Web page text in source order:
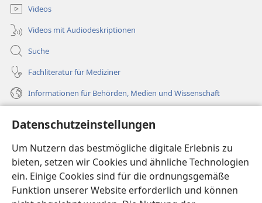
Datenschutzeinstellungen
Um Nutzern das bestmögliche digitale Erlebnis zu
bieten, setzen wir Cookies und ähnliche Technologien
ein. Einige Cookies sind für die ordnungsgemäße
Funktion unserer Website erforderlich und können
Videos
Videos mit Audiodeskriptionen
Suche
Fachliteratur für Mediziner
Informationen für Behörden, Medien und Wissenschaft
Spenden
(öffnet
neues
Fenster)Wachtturm ONLINE-BIBLIOTHEK
(öffnet
neues
®